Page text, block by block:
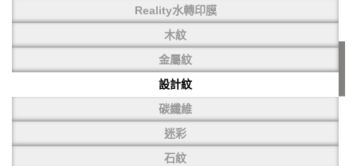
developed, including wood grain,
carbon fiber, stone, metal, designing and camouflage.
YHT is very professional in developing customized designs
and continuously creating new
Reality水轉印膜
木紋
金屬紋
設計紋
碳纖維
迷彩
石紋